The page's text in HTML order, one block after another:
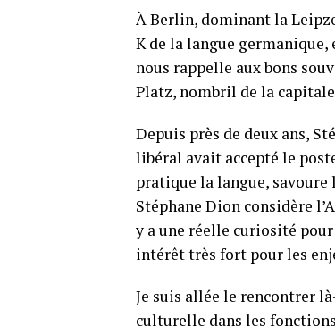
À Berlin, dominant la
K de la langue germanique,
nous rappelle aux bons
Platz, nombril de la
Depuis près de deux ans,
libéral avait accepté le
pratique la langue, savoure
Stéphane Dion considère
y a une réelle curiosité pour
intérêt très fort pour les
Je suis allée le rencontrer
culturelle dans les